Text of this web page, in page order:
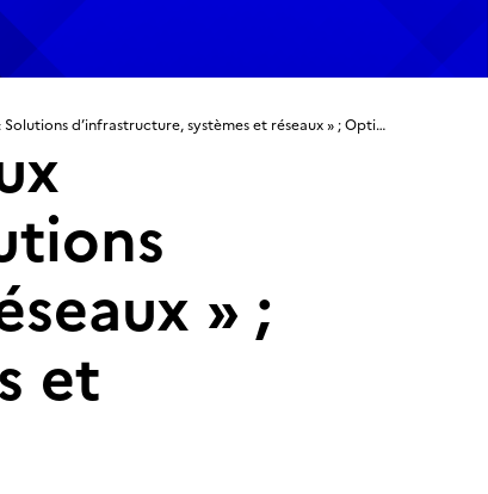
BTS - Services informatiques aux organisations : Option A « Solutions d’infrastructure, systèmes et réseaux » ; Option B « Solutions logicielles et applications métiers »
» ;
et